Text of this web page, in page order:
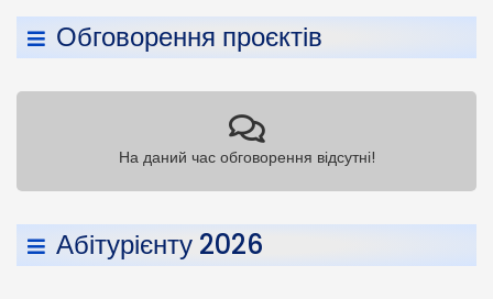
Обговорення проєктів
На даний час обговорення відсутні!
Абітурієнту 2026